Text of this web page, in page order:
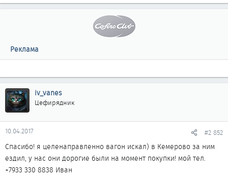
Реклама
iv_vanes
Цефирядник
10.04.2017 #2 852
Спасибо! я целенаправленно вагон искал) в Кемерово за ним
ездил, у нас они дорогие были на момент покупки! мой тел.
+7933 330 8838 Иван